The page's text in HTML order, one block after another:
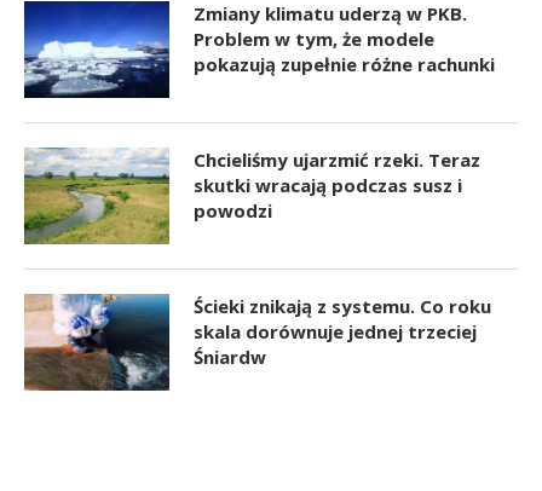
Zmiany klimatu uderzą w PKB.
Problem w tym, że modele
pokazują zupełnie różne rachunki
Chcieliśmy ujarzmić rzeki. Teraz
skutki wracają podczas susz i
powodzi
Ścieki znikają z systemu. Co roku
skala dorównuje jednej trzeciej
Śniardw